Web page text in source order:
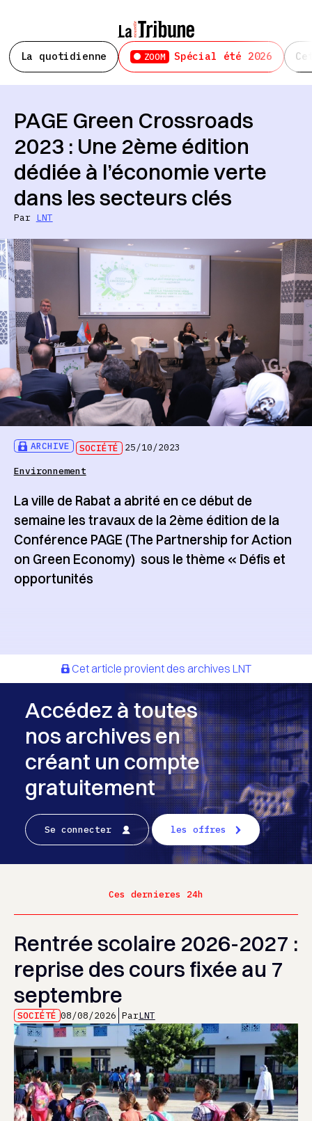
La quotidienne ZOOM Spécial été 2026
ARCHIVE SOCIÉTÉ
25/10/2023
Environnement
PAGE Green Crossroads
2023 : Une 2ème édition
dédiée à l’économie verte
dans les secteurs clés
Par LNT
La ville de Rabat a abrité en ce début de
semaine les travaux de la 2ème édition de la
Conférence PAGE (The Partnership for Action
on Green Economy) sous le thème « Défis et
opportunités
Cet article provient des archives LNT
Accédez à toutes
nos archives en
créant un compte
gratuitement
Se connecter les offres
Ces dernieres 24h
Rentrée scolaire 2026-2027 :
reprise des cours fixée au 7
septembre
SOCIÉTÉ 08/08/2026 ParLNT